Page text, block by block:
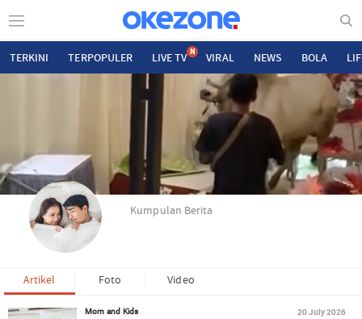
TERKINI TERPOPULER LIVE TV N VIRAL NEWS BOLA
Kumpulan Berita
Artikel Foto Video
Mom and Kids 20 July 2026